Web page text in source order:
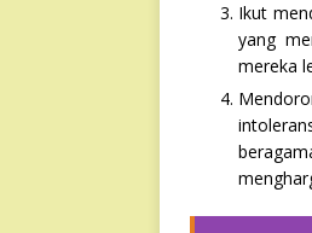
Ikut
yang
mereka